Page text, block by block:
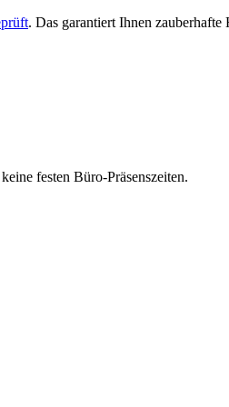
. Das garantiert Ihnen
festen Büro-Präsenszeiten.